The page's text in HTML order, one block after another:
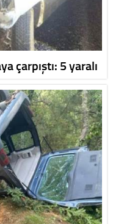
çarpıştı: 5 yaralı